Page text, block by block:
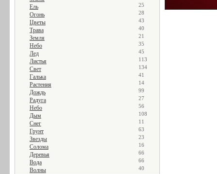
Ель 25
Огонь 28
Цветы 43
Трава 40
Земля 21
Небо 35
Лед 45
Листья 113
Свет 134
Галька 41
Растения 14
Дождь 99
Радуга 27
Небо 56
Дым 108
Снег 11
Грунт 63
Звезды 23
Солома 16
Деревья 66
Вода 66
Волны 40